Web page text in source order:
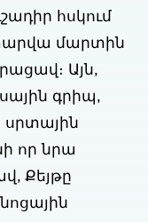
հսկում
մարտին
Այն,
գրիպ,
որ նրա
Քեյթը